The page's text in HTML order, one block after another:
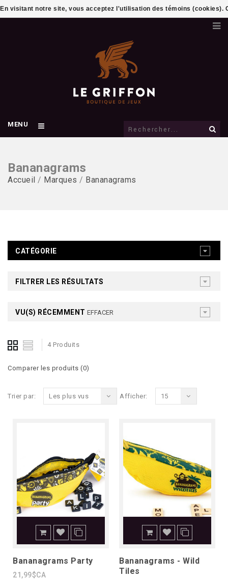
MENU
Bananagrams
Accueil / Marques / Bananagrams
CATÉGORIE
FILTRER LES RÉSULTATS
VU(S) RÉCEMMENT EFFACER
4 Produits
Comparer les produits (0)
Trier par: Les plus vus Afficher: 15
Bananagrams Party
21,99$CA
Bananagrams - Wild
Tiles
En visitant notre site, vous acceptez l'utilisation des témoins